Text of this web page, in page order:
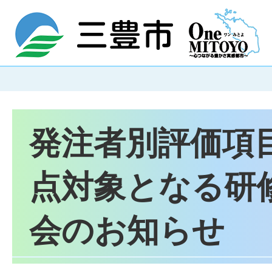
発注者別評価項
点対象となる研
会のお知らせ